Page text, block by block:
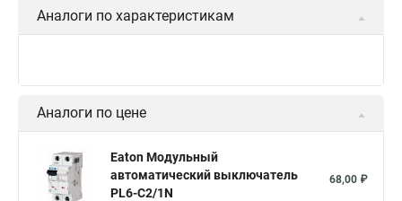
Аналоги по характеристикам
Аналоги по цене
Eaton Модульный
автоматический выключатель
PL6-C2/1N
68,00 ₽